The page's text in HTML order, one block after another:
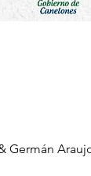
Germán